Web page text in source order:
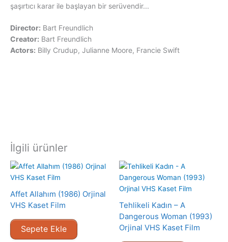
şaşırtıcı karar ile başlayan bir serüvendir...
Director: Bart Freundlich
Creator: Bart Freundlich
Actors: Billy Crudup, Julianne Moore, Francie Swift
İlgili ürünler
Affet Allahım (1986) Orjinal
VHS Kaset Film
Sepete Ekle
Tehlikeli Kadın – A
Dangerous Woman (1993)
Orjinal VHS Kaset Film